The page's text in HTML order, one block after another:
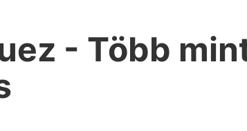
- Több